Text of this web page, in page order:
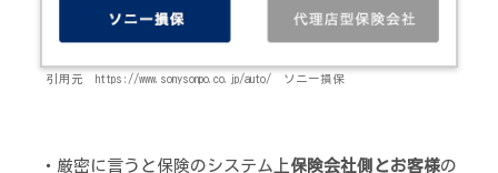
引用元 https://www.sonysonpo.co.jp/auto/ ソニー損保
・厳密に言うと保険のシステム上 保険会社側とお客様の